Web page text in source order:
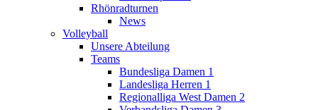
Rhönradturnen
News
Volleyball
Unsere Abteilung
Teams
Bundesliga Damen 1
Landesliga Herren 1
Regionalliga West Damen 2